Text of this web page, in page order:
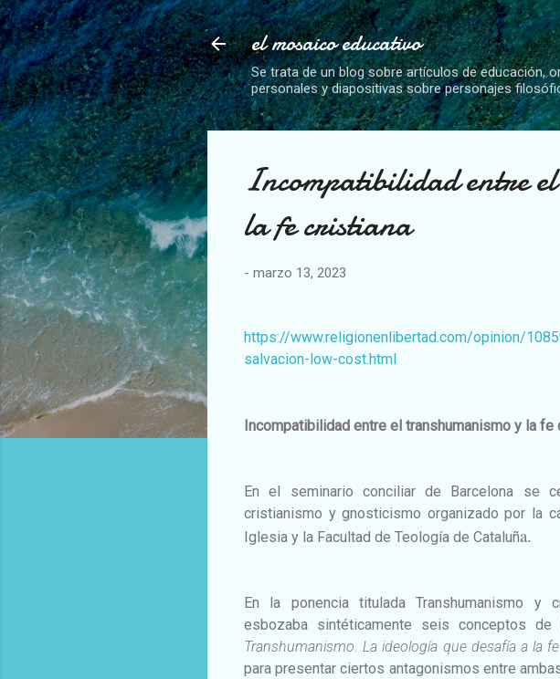
Ir
el mosaico educativo
Se trata de un blog sobre artículos de educación,
personales y diapositivas sobre personajes
Incompatibilidad entre
la fe cristiana
- marzo 13, 2023
https://www.religionenlibertad.com/opinion/
salvacion-low-cost.html
Incompatibilidad entre el transhumanismo y la fe
En el seminario conciliar de Barcelona se
cristianismo y gnosticismo organizado por la
Iglesia y la Facultad de Teología de Cataluña.
En la ponencia titulada Transhumanismo y
esbozaba sintéticamente seis conceptos
Transhumanismo. La ideología que desafía a la
para presentar ciertos antagonismos entre